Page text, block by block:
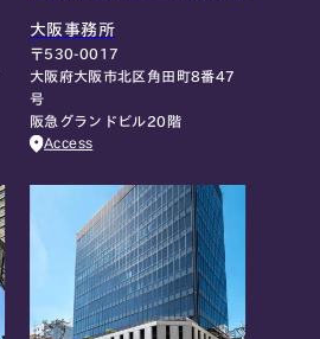
大阪事務所
〒530-0017
大阪府大阪市北区角田町8番47
号
阪急グランドビル20階
Access